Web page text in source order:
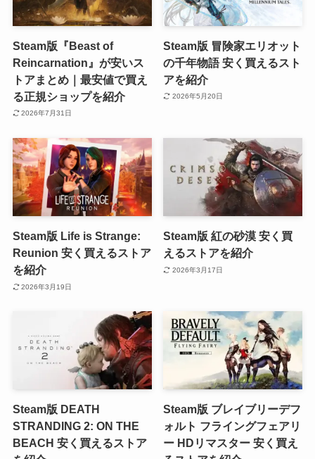
Steam版『Beast of
Reincarnation』が安いス
トアまとめ｜最安値で買え
る正規ショップを紹介
2026年7月31日
Steam版 冒険家エリオット
の千年物語 安く買えるスト
アを紹介
2026年5月20日
Steam版 Life is Strange:
Reunion 安く買えるストア
を紹介
2026年3月19日
Steam版 紅の砂漠 安く買
えるストアを紹介
2026年3月17日
Steam版 DEATH
STRANDING 2: ON THE
BEACH 安く買えるストア
Steam版 ブレイブリーデフ
ォルト フライングフェアリ
ー HDリマスター 安く買え